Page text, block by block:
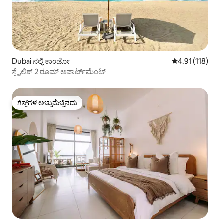
Dubai ನಲ್ಲಿ ಕಾಂಡೋ 5 ರಲ್ಲಿ 4.91
4.91 (118)
ಸ್ಟೈಲಿಶ್ 2 ರೂಮ್ ಅಪಾರ್ಟ್‌ಮೆಂಟ್
ಗೆಸ್ಟ್‌ಗಳ ಅಚ್ಚುಮೆಚ್ಚಿನದು
ಗೆಸ್ಟ್‌ಗಳ ಅಚ್ಚುಮೆಚ್ಚಿನದು